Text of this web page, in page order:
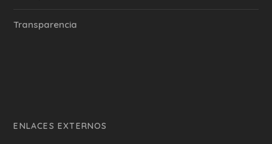
Transparencia
ENLACES EXTERNOS